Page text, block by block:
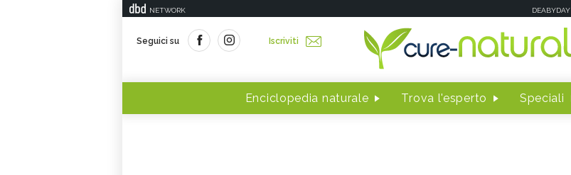
NETWORK DEABYDAY
Seguici su Iscriviti
Enciclopedia naturale Trova l'esperto Speciali